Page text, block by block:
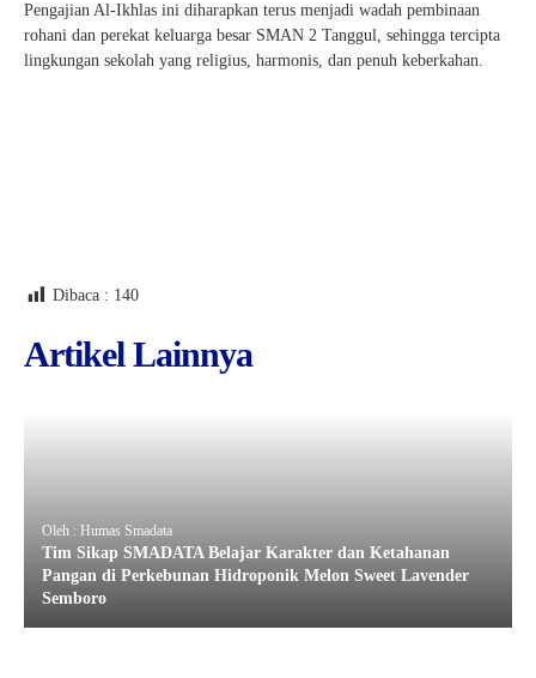
Pengajian Al-Ikhlas ini diharapkan terus menjadi wadah pembinaan
rohani dan perekat keluarga besar SMAN 2 Tanggul, sehingga tercipta
lingkungan sekolah yang religius, harmonis, dan penuh keberkahan.
Dibaca : 140
Artikel Lainnya
Oleh : Humas Smadata
Tim Sikap SMADATA Belajar Karakter dan Ketahanan
Pangan di Perkebunan Hidroponik Melon Sweet Lavender
Semboro